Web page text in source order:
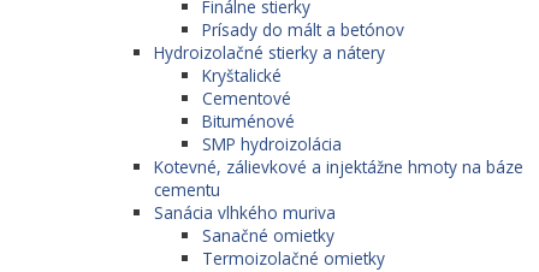
Finálne stierky
Prísady do mált a betónov
Hydroizolačné stierky a nátery
Kryštalické
Cementové
Bituménové
SMP hydroizolácia
Kotevné, zálievkové a injektážne hmoty na báze
cementu
Sanácia vlhkého muriva
Sanačné omietky
Termoizolačné omietky